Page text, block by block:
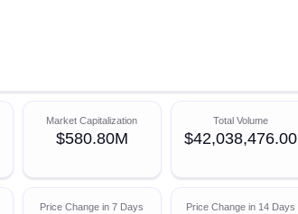
Market Capitalization
$580.80M
Total Volume
$42,038,476.00
Price Change in 7 Days Price Change in 14 Days